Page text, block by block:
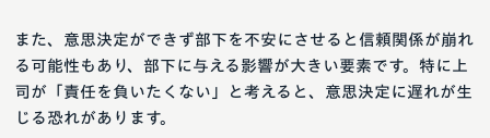
また、意思決定ができず部下を不安にさせると信頼関係が崩れ
る可能性もあり、部下に与える影響が大きい要素です。特に上
司が「責任を負いたくない」と考えると、意思決定に遅れが生
じる恐れがあります。